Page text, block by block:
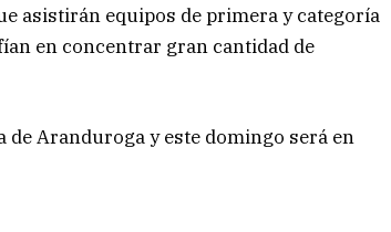
asistirán equipos de primera y categoría
en concentrar gran cantidad de
de Aranduroga y este domingo será en